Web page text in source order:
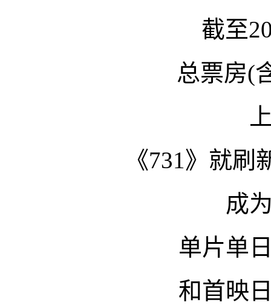
截至
总票房(
《731》就
成
单片单
和首映